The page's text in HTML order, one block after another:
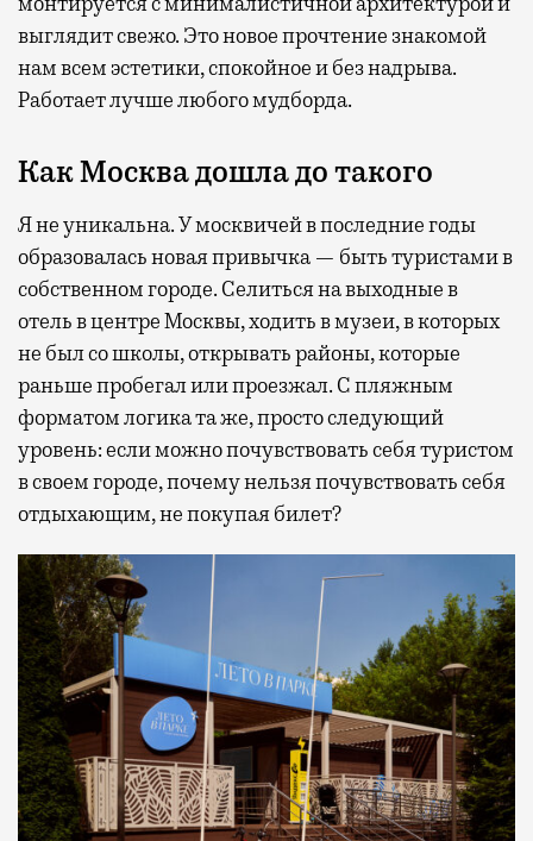
выглядит свежо. Это новое прочтение знакомой
нам всем эстетики, спокойное и без надрыва.
Работает лучше любого мудборда.
Как Москва дошла до такого
Я не уникальна. У москвичей в последние годы
образовалась новая привычка — быть туристами в
собственном городе. Селиться на выходные в
отель в центре Москвы, ходить в музеи, в которых
не был со школы, открывать районы, которые
раньше пробегал или проезжал. С пляжным
форматом логика та же, просто следующий
уровень: если можно почувствовать себя туристом
в своем городе, почему нельзя почувствовать себя
отдыхающим, не покупая билет?